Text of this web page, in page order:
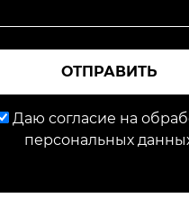
ОТПРАВИТЬ
Даю согласие на
персональных